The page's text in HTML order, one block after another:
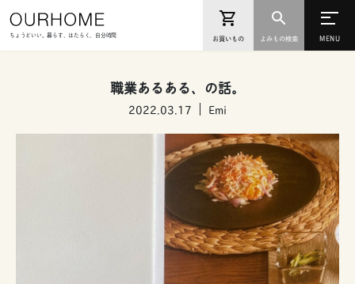
ちょうどいい。暮らす、はたらく、自分時間
職業あるある、の話。
2022.03.17 Emi
お買いもの よみもの検索